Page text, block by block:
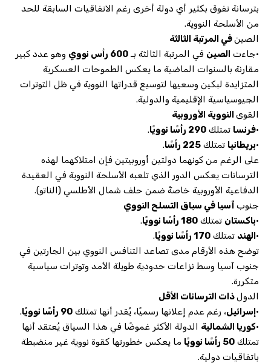
بترسانة تفوق بكثير أي دولة أخرى رغم الاتفاقيات السابقة للحد
من الأسلحة النووية.
الصينفي المرتبة الثالثة
•جاءت الصين في المرتبة الثالثة بـ 600 رأس نووي
وهو عدد كبير
مقارنة بالسنوات الماضية ما يعكس الطموحات العسكرية
المتزايدة لبكين وسعيها لتوسيع قدراتها النووية في ظل التوترات
الجيوسياسية الإقليمية والدولية.
القوى النووية الأوروبية
•فرنسا تمتلك 290 رأسًا نوويًا
.
•بريطانيا تمتلك 225 رأسًا
.
على الرغم من كونهما دولتين أوروبيتين فإن امتلاكهما لهذه
الترسانات يعكس الدور الذي تلعبه الأسلحة النووية في العقيدة
الدفاعية الأوروبية خاصةً ضمن حلف شمال الأطلسي (الناتو).
جنوب آسيا في سباق التسلح النووي
•باكستان تمتلك 180 رأسًا نوويًا
.
•الهند تمتلك 170 رأسًا نوويًا
.
توضح هذه الأرقام مدى تصاعد التنافس النووي بين الجارتين في
جنوب آسيا وسط نزاعات حدودية طويلة الأمد وتوترات سياسية
متكررة.
الدولذات الترسانات الأقل
•إسرائيل، رغم عدم إعلانها رسميًا، يُقدر أنها تمتلك 90 رأسًا نوويًا
.
•كوريا الشمالية الدولة الأكثر غموضًا في هذا السياق يُعتقد أنها
تمتلك 50 رأسًا نوويًا
ما يعكس خطورتها كقوة نووية غير منضبطة
باتفاقيات دولية.